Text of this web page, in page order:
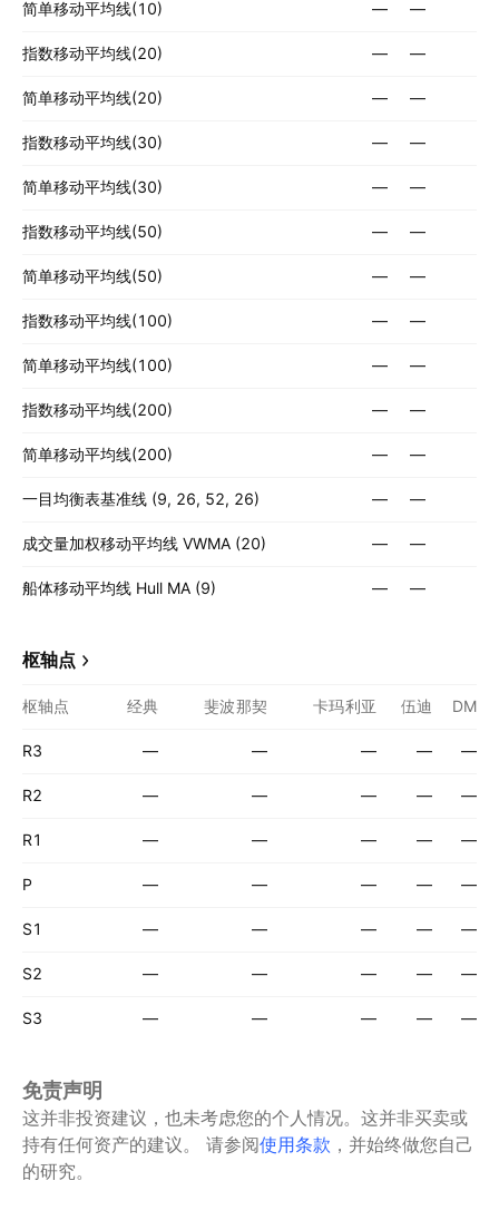
简单移动平均线(10) — —
指数移动平均线(20) — —
简单移动平均线(20) — —
指数移动平均线(30) — —
简单移动平均线(30) — —
指数移动平均线(50) — —
简单移动平均线(50) — —
指数移动平均线(100) — —
简单移动平均线(100) — —
指数移动平均线(200) — —
简单移动平均线(200) — —
一目均衡表基准线 (9, 26, 52, 26) — —
成交量加权移动平均线 VWMA (20) — —
船体移动平均线 Hull MA (9) — —
枢轴点
枢轴点 经典 斐波那契 卡玛利亚 伍迪 DM
R3 — — — — —
R2 — — — — —
R1 — — — — —
P — — — — —
S1 — — — — —
S2 — — — — —
S3 — — — — —
免责声明
这并非投资建议，也未考虑您的个人情况。这并非买卖或
持有任何资产的建议。
请参阅使用条款 ，并始终做您自己
的研究。